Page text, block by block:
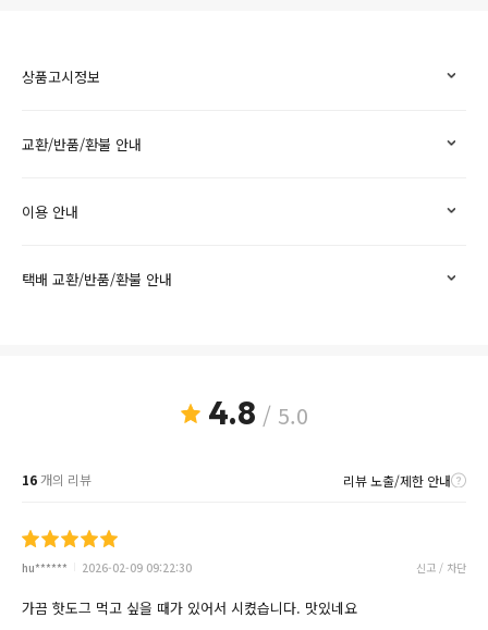
상품고시정보
교환/반품/환불 안내
이용 안내
택배 교환/반품/환불 안내
4.8 / 5.0
16개의 리뷰 리뷰 노출/제한 안내
hu****** 2026-02-09 09:22:30 신고 / 차단
가끔 핫도그 먹고 싶을 때가 있어서 시켰습니다. 맛있네요